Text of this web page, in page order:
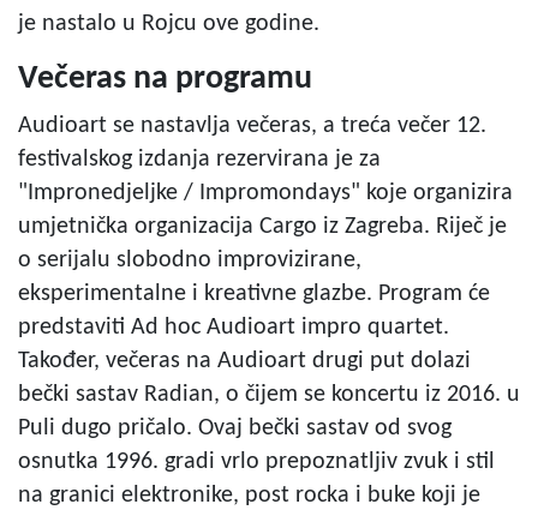
je nastalo u Rojcu ove godine.
Večeras na programu
Audioart se nastavlja večeras, a treća večer 12.
festivalskog izdanja rezervirana je za
"Impronedjeljke / Impromondays" koje organizira
umjetnička organizacija Cargo iz Zagreba. Riječ je
o serijalu slobodno improvizirane,
eksperimentalne i kreativne glazbe. Program će
predstaviti Ad hoc Audioart impro quartet.
Također, večeras na Audioart drugi put dolazi
bečki sastav Radian, o čijem se koncertu iz 2016. u
Puli dugo pričalo. Ovaj bečki sastav od svog
osnutka 1996. gradi vrlo prepoznatljiv zvuk i stil
na granici elektronike, post rocka i buke koji je